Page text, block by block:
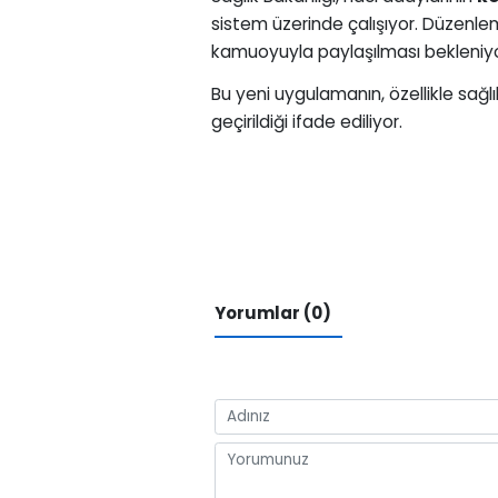
sistem üzerinde çalışıyor.
kamuoyuyla paylaşılması
Bu yeni uygulamanın, özellikle
geçirildiği ifade ediliyor.
Yorumlar (0)